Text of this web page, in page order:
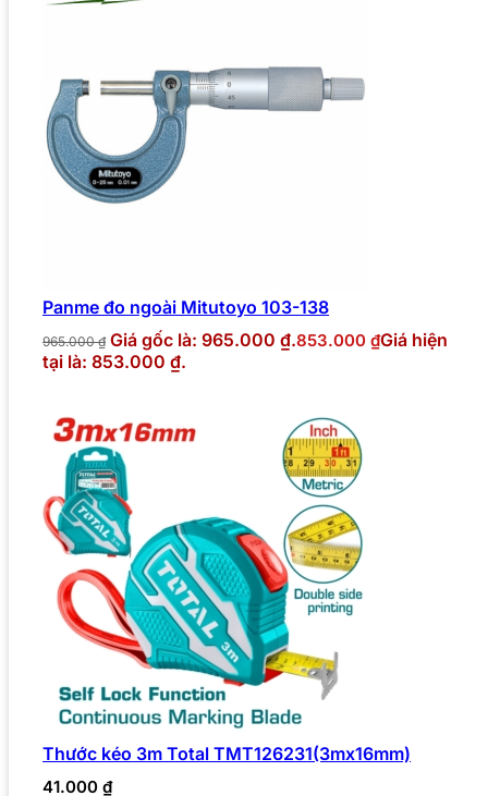
Panme đo ngoài Mitutoyo 103-138
965.000₫ Giá gốc là: 965.000 ₫.853.000 ₫Giá hiện
tại là: 853.000 ₫.
Thước kéo 3m Total TMT126231(3mx16mm)
41.000 ₫